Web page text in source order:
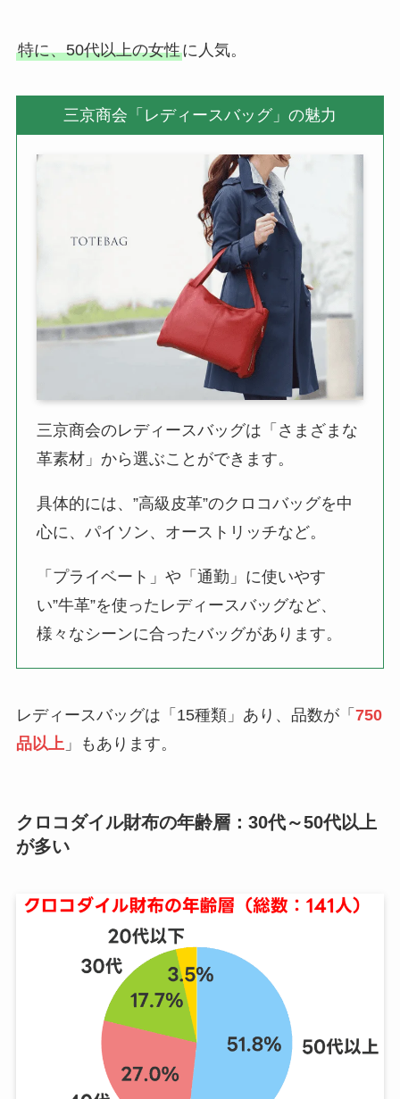
特に、50代以上の女性に人気。
三京商会「レディースバッグ」の魅力
三京商会のレディースバッグは「さまざまな
革素材」から選ぶことができます。
具体的には、”高級皮革”のクロコバッグを中
心に、パイソン、オーストリッチなど。
「プライベート」や「通勤」に使いやす
い”牛革”を使ったレディースバッグなど、
様々なシーンに合ったバッグがあります。
レディースバッグは「15種類」あり、品数が「 750
品以上 」もあります。
クロコダイル財布の年齢層：30代～50代以上
が多い